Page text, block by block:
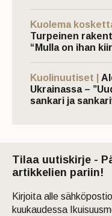
Kuolema
Turpeinen
“Mulla on ihan
Kuolinuutiset |
Ukrainassa –
sankari ja
Tilaa uutiskirje -
artikkelien pariin!
Kirjoita alle
kuukaudessa